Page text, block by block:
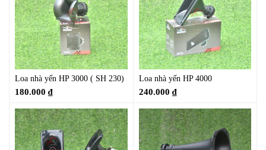
Loa nhà yến HP 3000 ( SH 230)
180.000 ₫
Loa nhà yến HP 4000
240.000 ₫